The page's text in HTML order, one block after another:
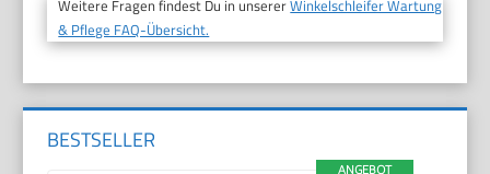
Weitere Fragen findest Du in unsererWinkelschleifer Wartung
& Pflege FAQ-Übersicht.
BESTSELLER
ANGEBOT